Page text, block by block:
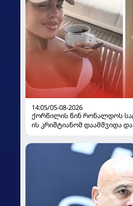
14:05/05-08-2026
ქორწილის წინ რონალდოს
ის კრიშტიანომ დაამშვიდა